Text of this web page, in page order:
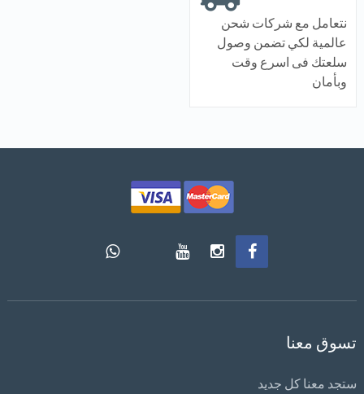
نتعامل مع شركات شحن
عالمية لكي تضمن وصول
سلعتك فى اسرع وقت
وبأمان
تسوق معنا
ستجد معنا كل جديد